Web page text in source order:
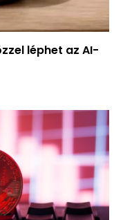
léphet az AI-